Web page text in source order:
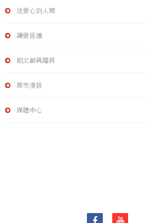
送愛心到人間
讓愛延續
助文創再躍昇
房市漫談
媒體中心